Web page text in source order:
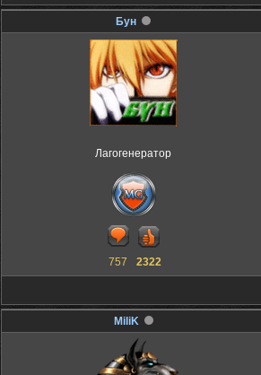
Бун
Лагогенератор
757 2322
MiliK